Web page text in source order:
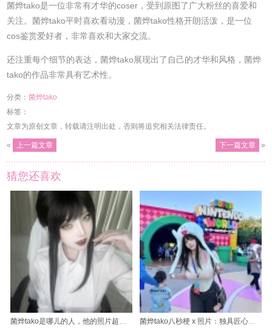
菌烨tako是一位非常有才华的coser，受到原图了广大粉丝的喜爱和
关注。菌烨tako平时喜欢看动漫，菌烨tako性格开朗活泼，是一位
cos鉴赏爱好者，非常喜欢和大家交流。
还注重每个细节的表达，菌烨tako展现出了自己的才华和风格，菌烨
tako的作品非常具有艺术性。
分类：菌烨tako
标签：
文章为原创文章，转载请注明出处，否则将追究相关法律责任。
« 上一篇文章 下一篇文章 »
猜您还喜欢